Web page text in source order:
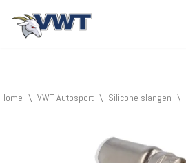
Home \ VWT Autosport \ Silicone slangen \